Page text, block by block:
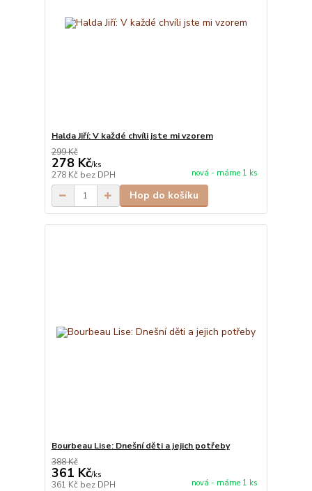
Halda Jiří: V každé chvíli jste mi vzorem
299 Kč
278 Kč/ks
278 Kč bez DPH nová - máme 1 ks
Hop do košíku
Bourbeau Lise: Dnešní děti a jejich potřeby
388 Kč
361 Kč/ks
361 Kč bez DPH nová - máme 1 ks